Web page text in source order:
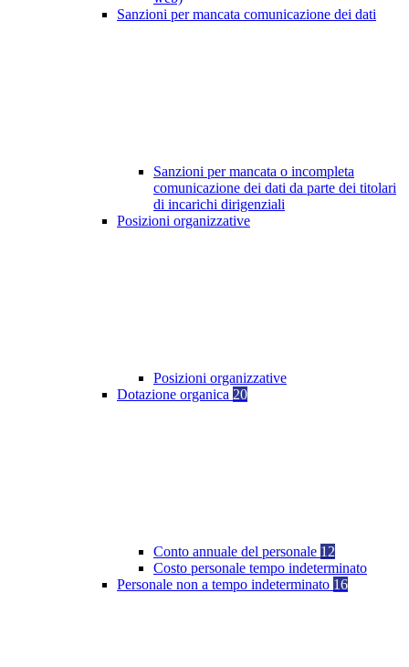
Sanzioni per mancata comunicazione dei dati
Sanzioni per mancata o incompleta
comunicazione dei dati da parte dei titolari
di incarichi dirigenziali
Posizioni organizzative
Posizioni organizzative
Dotazione organica 20
Conto annuale del personale 12
Costo personale tempo indeterminato
Personale non a tempo indeterminato 16